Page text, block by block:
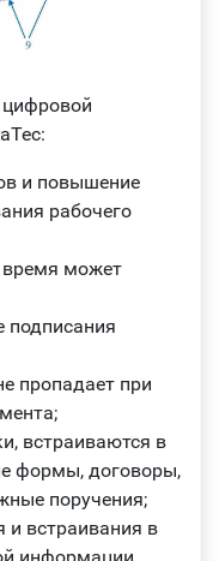
и повышение
рабочего
может
пропадает при
встраиваются в
формы, договоры,
поручения;
и встраивания в